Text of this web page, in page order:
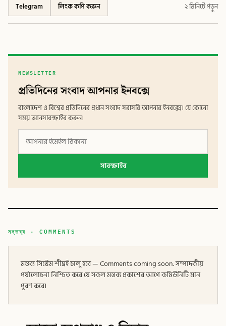
Telegram লিংক কপি করুন ২ মিনিটে পড়ুন
NEWSLETTER
প্রতিদিনের সংবাদ আপনার ইনবক্সে
বাংলাদেশ ও বিশ্বের প্রতিদিনের প্রধান সংবাদ সরাসরি আপনার ইনবক্সে। যে কোনো
সময় আনসাবস্ক্রাইব করুন।
সাবস্ক্রাইব
মন্তব্য · COMMENTS
মন্তব্য সিস্টেম শীঘ্রই চালু হবে — Comments coming soon. সম্পাদকীয়
পর্যালোচনা নিশ্চিত করে যে সকল মন্তব্য প্রকাশের আগে কমিউনিটি মান
পূরণ করে।